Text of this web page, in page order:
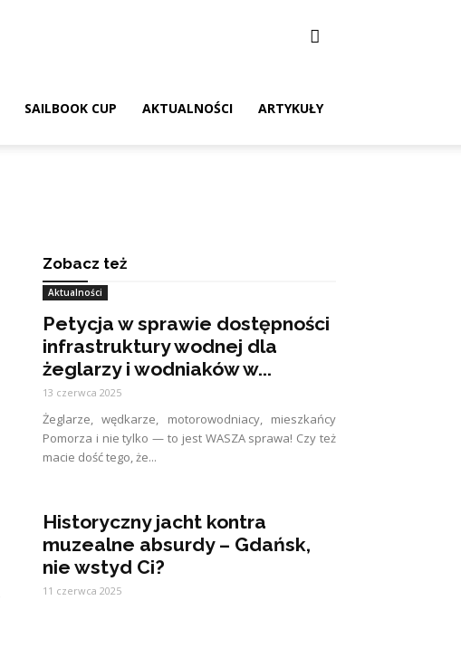
SAILBOOK CUP AKTUALNOŚCI ARTYKUŁY
Zobacz też
Aktualności
Petycja w sprawie dostępności
infrastruktury wodnej dla
żeglarzy i wodniaków w...
13 czerwca 2025
Żeglarze, wędkarze, motorowodniacy, mieszkańcy
Pomorza i nie tylko — to jest WASZA sprawa! Czy też
macie dość tego, że...
Historyczny jacht kontra
muzealne absurdy – Gdańsk,
nie wstyd Ci?
11 czerwca 2025